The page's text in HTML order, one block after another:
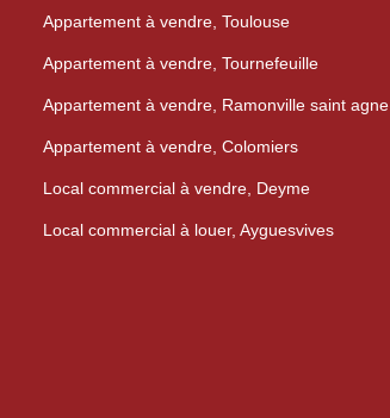
Appartement à vendre, Toulouse
Appartement à vendre, Tournefeuille
Appartement à vendre, Ramonville saint agne
Appartement à vendre, Colomiers
Local commercial à vendre, Deyme
Local commercial à louer, Ayguesvives